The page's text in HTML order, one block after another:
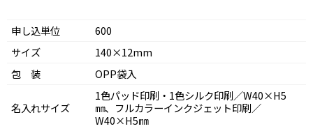
申し込単位
600
サイズ
140×12mm
包 装
OPP袋入
名入れサイズ
1色パッド印刷・1色シルク印刷／W40×H5
㎜、フルカラーインクジェット印刷／
W40×H5㎜